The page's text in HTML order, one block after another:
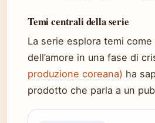
Temi centrali della serie
La serie esplora temi
dell’amore in una fase di
produzione coreana) ha
prodotto che parla a un